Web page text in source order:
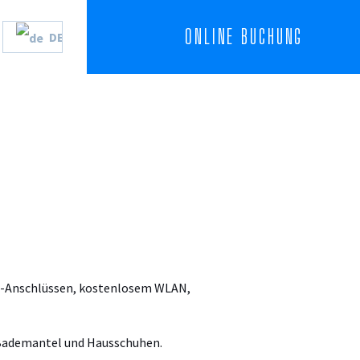
DE ONLINE BUCHUNG
kostenlosem WLAN,
und Hausschuhen.